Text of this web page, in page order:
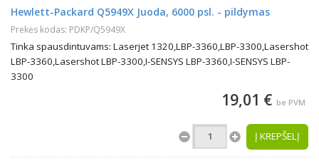
Hewlett-Packard Q5949X Juoda, 6000 psl. - pildymas
Prekės kodas: PDKP/Q5949X
Tinka spausdintuvams: Laserjet 1320,LBP-3360,LBP-3300,Lasershot
LBP-3360,Lasershot LBP-3300,I-SENSYS LBP-3360,I-SENSYS LBP-
3300
19,01 € be PVM
Į KREPŠELĮ